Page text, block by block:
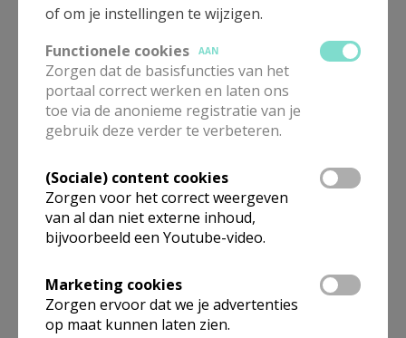
Beroepsvereniging Zorgpastores
of om je instellingen te wijzigen.
Functionele cookies
AAN
Zorgen dat de basisfuncties van het
portaal correct werken en laten ons
toe via de anonieme registratie van je
gebruik deze verder te verbeteren.
(Sociale) content cookies
Zorgen voor het correct weergeven
van al dan niet externe inhoud,
bijvoorbeeld een Youtube-video.
Marketing cookies
Zorgen ervoor dat we je advertenties
op maat kunnen laten zien.